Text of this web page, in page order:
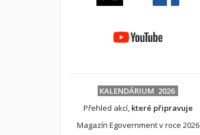
KALENDÁRIUM 2026
Přehled akcí, které připravuje
Magazín Egovernment v roce 2026